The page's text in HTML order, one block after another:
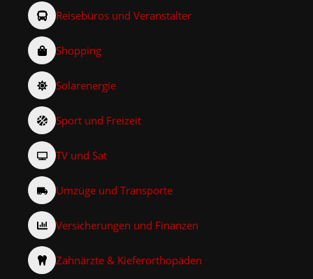
Reisebüros und Veranstalter
Shopping
Solarenergie
Sport und Freizeit
TV und Sat
Umzüge und Transporte
Versicherungen und Finanzen
Zahnärzte & Kieferorthopäden